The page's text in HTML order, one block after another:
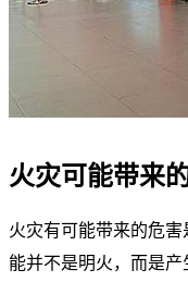
火灾可能带来
火灾有可能带来的危
能并不是明火，而是